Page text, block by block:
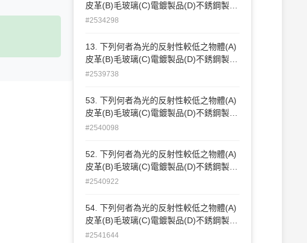
皮革(B)毛玻璃(C)電鍍製品(D)不銹鋼製
品。
#2534298
13. 下列何者為光的反射性較低之物體(A)
皮革(B)毛玻璃(C)電鍍製品(D)不銹鋼製
品。
#2539738
53. 下列何者為光的反射性較低之物體(A)
皮革(B)毛玻璃(C)電鍍製品(D)不銹鋼製
品。
#2540098
52. 下列何者為光的反射性較低之物體(A)
皮革(B)毛玻璃(C)電鍍製品(D)不銹鋼製
品。
#2540922
54. 下列何者為光的反射性較低之物體(A)
皮革(B)毛玻璃(C)電鍍製品(D)不銹鋼製
品。
#2541644